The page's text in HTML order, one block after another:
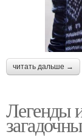
читать дальше →
Легенды